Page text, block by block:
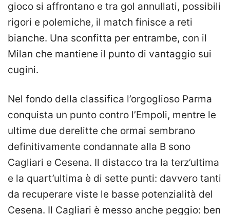
gioco si affrontano e tra gol annullati, possibili
rigori e polemiche, il match finisce a reti
bianche. Una sconfitta per entrambe, con il
Milan che mantiene il punto di vantaggio sui
cugini.
Nel fondo della classifica l’orgoglioso Parma
conquista un punto contro l’Empoli, mentre le
ultime due derelitte che ormai sembrano
definitivamente condannate alla B sono
Cagliari e Cesena. Il distacco tra la terz’ultima
e la quart’ultima è di sette punti: davvero tanti
da recuperare viste le basse potenzialità del
Cesena. Il Cagliari è messo anche peggio: ben